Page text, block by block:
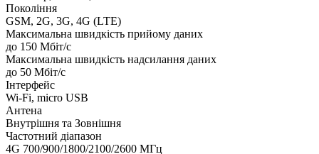
Покоління
GSM, 2G, 3G, 4G (LTE)
Максимальна швидкість прийому даних
до 150 Мбіт/с
Максимальна швидкість надсилання даних
до 50 Мбіт/с
Інтерфейс
Wi-Fi, micro USB
Антена
Внутрішня та Зовнішня
Частотний діапазон
4G 700/900/1800/2100/2600 МГц